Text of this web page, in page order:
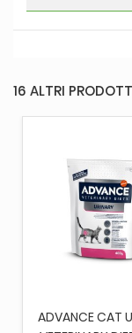
16 ALTRI
ADVANCE CAT